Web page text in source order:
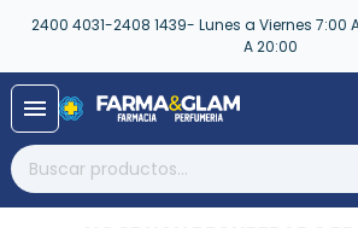
2400 4031-2408 1439- Lunes a Viernes 7:00
A 20:00
menu